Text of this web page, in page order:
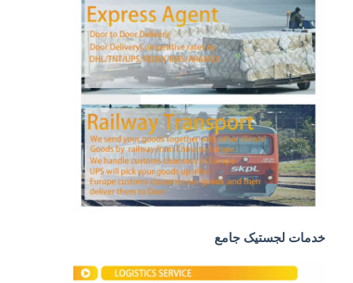
حمل و نقل دریایی
حمل و نقل DDP از چین
حمل و نقل اکسپرس
حمل و نقل ریلی
ارسال به آمازون
باربری کامیون
خدمات انبار
خدمات لجستیک جامع